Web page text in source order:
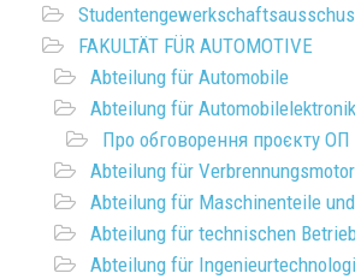
FAKULTÄT FÜR AUTOMOTIVE
Abteilung für Automobile
Abteilung für Automobilelektronik
Про обговорення проєкту ОП
Abteilung für
Abteilung für Maschinenteile
Abteilung für technischen
Abteilung für